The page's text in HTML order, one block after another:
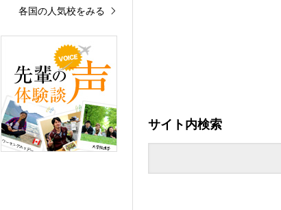
各国の人気校をみる
サイト内検索